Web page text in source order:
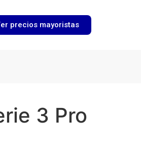
precios mayoristas
3 Pro